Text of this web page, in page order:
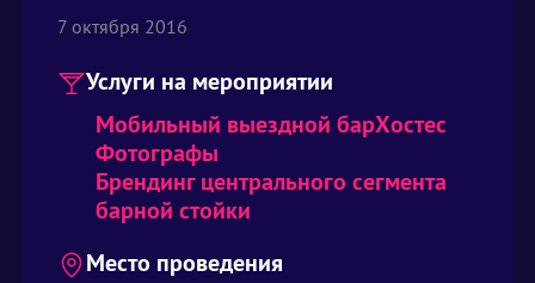
7 октября 2016
Услуги на мероприятии
Мобильный выездной барХостес
Фотографы
Брендинг центрального сегмента
барной стойки
Место проведения